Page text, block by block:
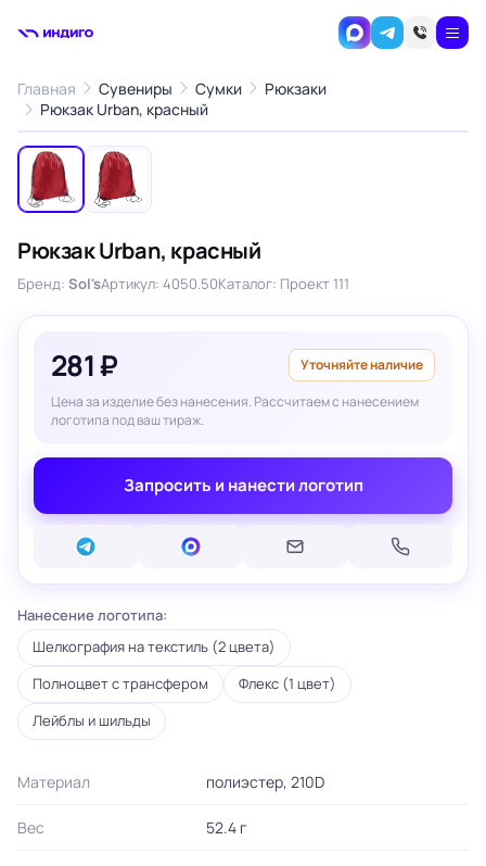
Главная Сувениры Сумки
Рюкзаки
Рюкзак Urban, красный
‹ ›
Рюкзак Urban, красный
Бренд: Sol'sАртикул: 4050.50Каталог: Проект 111
281 ₽ Уточняйте наличие
Цена за изделие без нанесения. Рассчитаем с нанесением
логотипа под ваш тираж.
Запросить и нанести логотип
Нанесение логотипа:
Шелкография на текстиль (2 цвета)
Полноцвет с трансфером
Флекс (1 цвет)
Лейблы и шильды
Материал полиэстер, 210D
Вес 52.4 г